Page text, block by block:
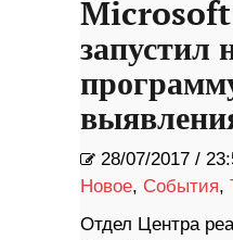
запустил
28/07/2017 /
Новое, События,
Отдел Центра